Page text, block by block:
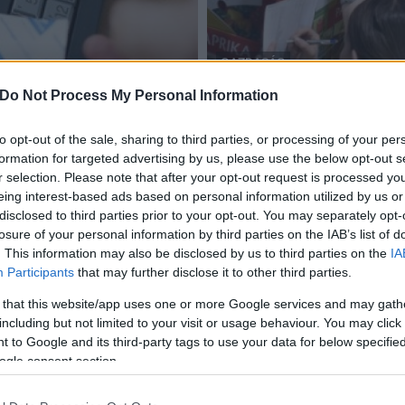
Do Not Process My Personal Information
opt-out of the sale, sharing to third parties, or processing of your
for targeted advertising by us, please use the below opt-out
selection. Please note that after your opt-out request is processed
interest-based ads based on personal information utilized by us
to third parties prior to your opt-out. You may separately
of your personal information by third parties on the IAB’s list of
This information may also be disclosed by us to third parties on the
Participants that may further disclose it to other third parties.
that this website/app uses one or more Google services and may
but not limited to your visit or usage behaviour. You may
to Google and its third-party tags to use your data for below
consent section.
adórevízorok
GAZDASÁG
Fejér megye
Fejér megyei zöldség-
2019.01.22
Májusban is járják a megyét a NAV revizorai
A Nemzeti Adó- és Vámhivatal által közzétett legújabb
lista szerint Fejér megyében holnaptól kezdve bő egy
héten át aktív ellenőrzéseket folytatnak a revizorok.